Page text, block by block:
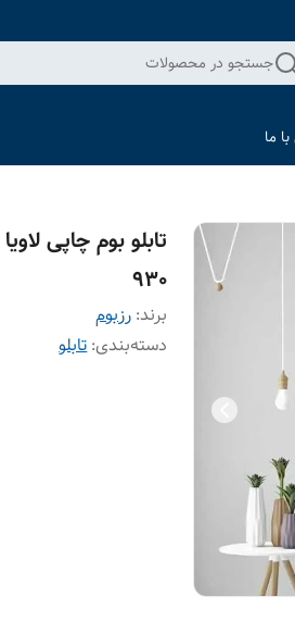
جستجو در محصولات
ما
930
برند: رزبوم
دسته‌بندی:تابلو